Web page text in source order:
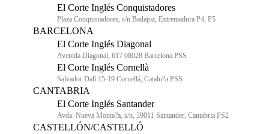
El Corte Inglés Conquistadores
Plaza Conquistadores, s/n Badajoz, Extremadura P4, P5
BARCELONA
El Corte Inglés Diagonal
Avenida Diagonal, 617 08028 Barcelona PSS
El Corte Inglés Cornellà
Salvador Dalí 15-19 Cornellá, Catalu?a PSS
CANTABRIA
El Corte Inglés Santander
Avda. Nueva Monta?a, s/n, 39011 Santander, Cantabria PS2
CASTELLÓN/CASTELLÓ